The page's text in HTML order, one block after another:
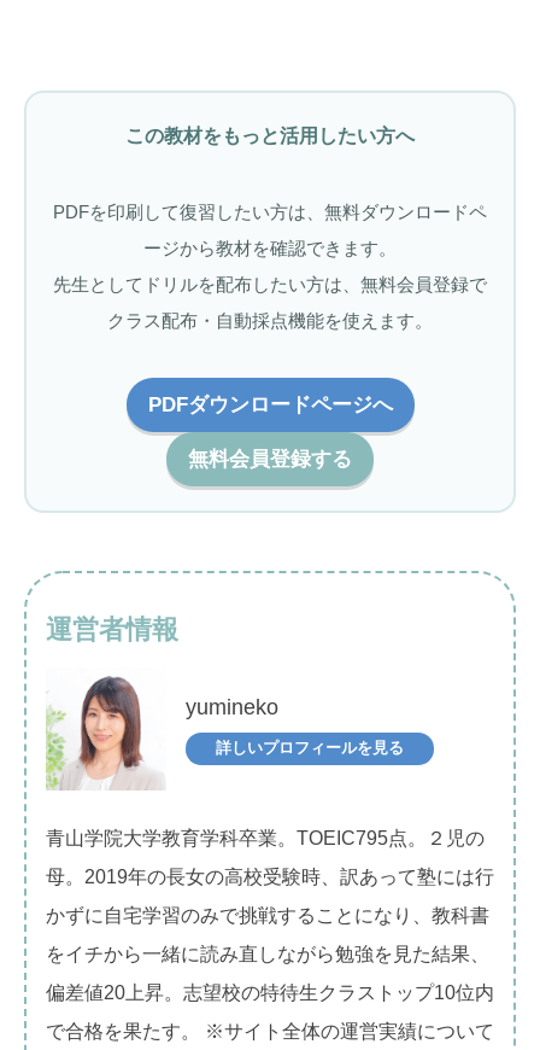
この教材をもっと活用したい方へ
PDFを印刷して復習したい方は、無料ダウンロードペ
ージから教材を確認できます。
先生としてドリルを配布したい方は、無料会員登録で
クラス配布・自動採点機能を使えます。
PDFダウンロードページへ
無料会員登録する
運営者情報
yumineko
詳しいプロフィールを見る
青山学院大学教育学科卒業。TOEIC795点。２児の
母。2019年の長女の高校受験時、訳あって塾には行
かずに自宅学習のみで挑戦することになり、教科書
をイチから一緒に読み直しながら勉強を見た結果、
偏差値20上昇。志望校の特待生クラストップ10位内
で合格を果たす。 ※サイト全体の運営実績について